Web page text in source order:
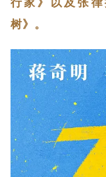
行家》以及张
树》。